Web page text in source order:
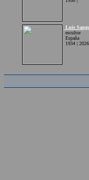
Luis
escultor
España
1934 | 2026